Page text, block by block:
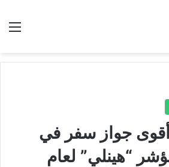
أقوى جواز سفر في
“هينلي” لعام